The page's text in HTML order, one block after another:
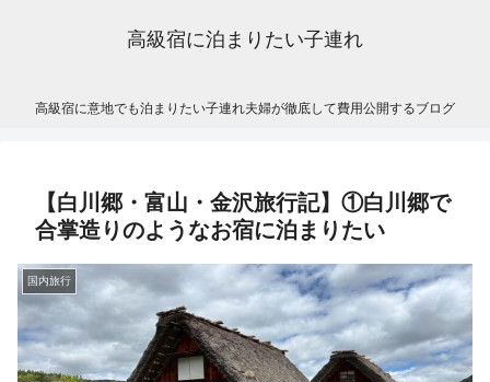
高級宿に泊まりたい子連れ
高級宿に意地でも泊まりたい子連れ夫婦が徹底して費用公開するブログ
【白川郷・富山・金沢旅行記】①白川郷で
合掌造りのようなお宿に泊まりたい
国内旅行